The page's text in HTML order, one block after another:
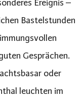
Ereignis –
Bastelstunden
Gesprächen.
oder
leuchten im